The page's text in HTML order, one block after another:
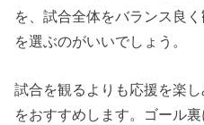
を、試合全体をバランス良
を選ぶのがいいでしょう。
試合を観るよりも応援を楽
をおすすめします。ゴール